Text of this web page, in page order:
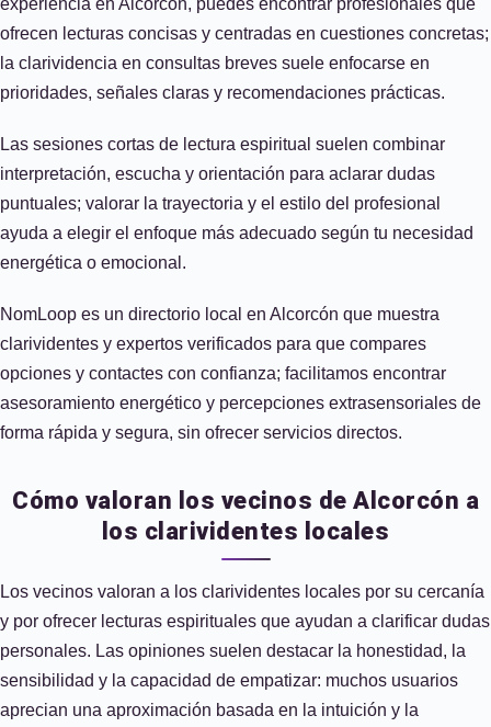
experiencia en Alcorcón, puedes encontrar profesionales que
ofrecen lecturas concisas y centradas en cuestiones concretas;
la clarividencia en consultas breves suele enfocarse en
prioridades, señales claras y recomendaciones prácticas.
Las sesiones cortas de lectura espiritual suelen combinar
interpretación, escucha y orientación para aclarar dudas
puntuales; valorar la trayectoria y el estilo del profesional
ayuda a elegir el enfoque más adecuado según tu necesidad
energética o emocional.
NomLoop es un directorio local en Alcorcón que muestra
clarividentes y expertos verificados para que compares
opciones y contactes con confianza; facilitamos encontrar
asesoramiento energético y percepciones extrasensoriales de
forma rápida y segura, sin ofrecer servicios directos.
Cómo valoran los vecinos de Alcorcón a
los clarividentes locales
Los vecinos valoran a los clarividentes locales por su cercanía
y por ofrecer lecturas espirituales que ayudan a clarificar dudas
personales. Las opiniones suelen destacar la honestidad, la
sensibilidad y la capacidad de empatizar: muchos usuarios
aprecian una aproximación basada en la intuición y la